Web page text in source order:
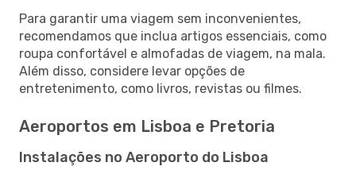
Para garantir uma viagem sem inconvenientes,
recomendamos que inclua artigos essenciais, como
roupa confortável e almofadas de viagem, na mala.
Além disso, considere levar opções de
entretenimento, como livros, revistas ou filmes.
Aeroportos em Lisboa e Pretoria
Instalações no Aeroporto do Lisboa